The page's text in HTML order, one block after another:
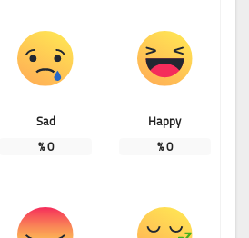
Happy
0
%
Sad
0
%